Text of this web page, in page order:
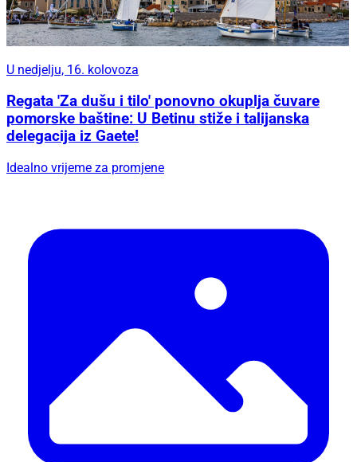
U nedjelju, 16. kolovoza
Regata 'Za dušu i tilo' ponovno okuplja čuvare
pomorske baštine: U Betinu stiže i talijanska
delegacija iz Gaete!
Idealno vrijeme za promjene